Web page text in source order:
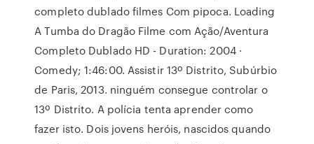
completo dublado filmes Com pipoca. Loading
A Tumba do Dragão Filme com Ação/Aventura
Completo Dublado HD - Duration: 2004 ·
Comedy; 1:46:00. Assistir 13º Distrito, Subúrbio
de Paris, 2013. ninguém consegue controlar o
13º Distrito. A polícia tenta aprender como
fazer isto. Dois jovens heróis, nascidos quando